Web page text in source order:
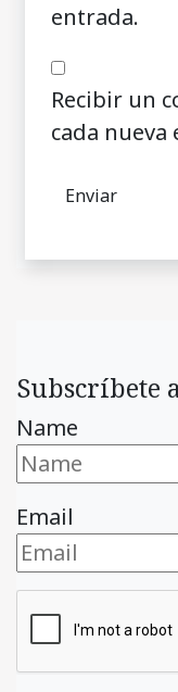
entrada.
Recibir un
cada nueva
Subscríbete
Name
Email